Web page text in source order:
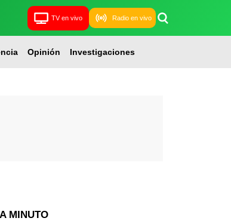
TV en vivo Radio en vivo
Opinión Investigaciones
MINUTO